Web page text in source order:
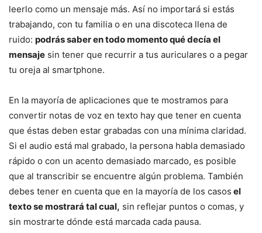
leerlo como un mensaje más. Así no importará si estás
trabajando, con tu familia o en una discoteca llena de
ruido: podrás saber en todo momento qué decía el
mensaje sin tener que recurrir a tus auriculares o a pegar
tu oreja al smartphone.
En la mayoría de aplicaciones que te mostramos para
convertir notas de voz en texto hay que tener en cuenta
que éstas deben estar grabadas con una mínima claridad.
Si el audio está mal grabado, la persona habla demasiado
rápido o con un acento demasiado marcado, es posible
que al transcribir se encuentre algún problema. También
debes tener en cuenta que en la mayoría de los casos el
texto se mostrará tal cual, sin reflejar puntos o comas, y
sin mostrarte dónde está marcada cada pausa.